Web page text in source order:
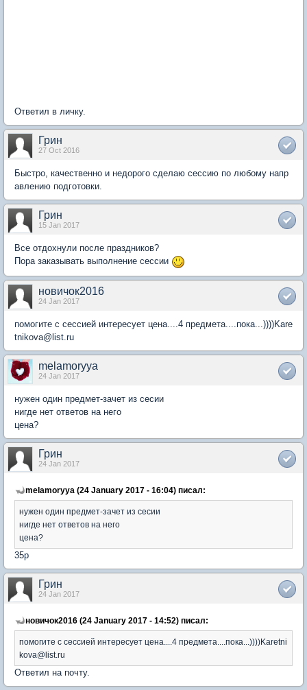
Ответил в личку.
Грин
27 Oct 2016
Быстро, качественно и недорого сделаю сессию по любому напр
авлению подготовки.
Грин
15 Jan 2017
Все отдохнули после праздников?
Пора заказывать выполнение сессии
новичок2016
24 Jan 2017
помогите с сессией интересует цена....4 предмета....пока...))))Kare
tnikova@list.ru
melamoryya
24 Jan 2017
нужен один предмет-зачет из сесии
нигде нет ответов на него
цена?
Грин
24 Jan 2017
melamoryya (24 January 2017 - 16:04) писал:
нужен один предмет-зачет из сесии
нигде нет ответов на него
цена?
35р
Грин
24 Jan 2017
новичок2016 (24 January 2017 - 14:52) писал:
помогите с сессией интересует цена....4 предмета....пока...))))Karetni
kova@list.ru
Ответил на почту.